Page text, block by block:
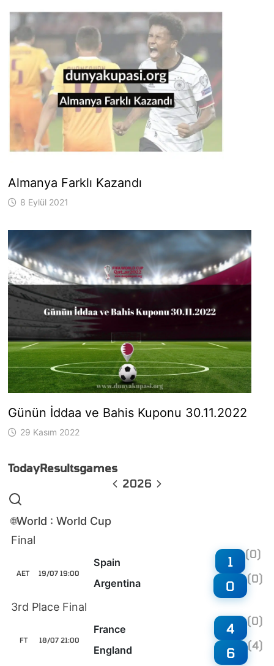
Almanya Farklı Kazandı
8 Eylül 2021
Günün İddaa ve Bahis Kuponu 30.11.2022
29 Kasım 2022
TodayResultsgames
2026
🌐World : World Cup
Final
19/07 19:00
AET
Spain
Argentina
1 (0)
0 (0)
3rd Place Final
18/07 21:00
FT
France
England
4 (0)
6 (4)